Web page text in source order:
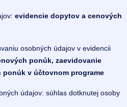
evidencie dopytov a cenových
osobných údajov v evidencii
ponúk, zaevidovanie
v účtovnom programe
údajov: súhlas dotknutej osoby